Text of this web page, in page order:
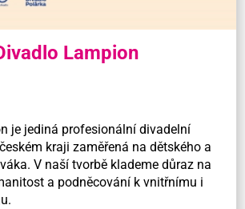
Lampion
je jediná profesionální divadelní
kraji zaměřená na dětského a
V naší tvorbě klademe důraz na
a podněcování k vnitřnímu i